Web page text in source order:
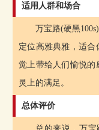
适用人群和场合
万宝路(硬黑
定位高雅典雅，适
觉上带给人们愉悦的
灵上的满足。
总体评价
总的来说，万宝